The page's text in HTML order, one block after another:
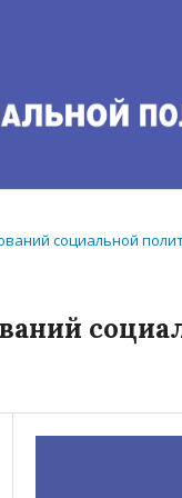
социальной